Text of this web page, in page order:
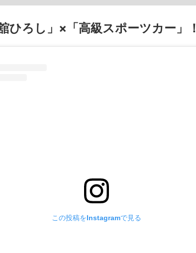
ひろし」×「高級スポーツカー」！
この投稿をInstagramで見る